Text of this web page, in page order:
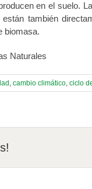
en el suelo.
también
biomasa.
Naturales
, cambio climático, ciclo